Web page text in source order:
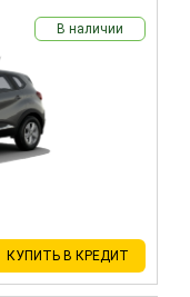
В наличии
КУПИТЬ В КРЕДИТ